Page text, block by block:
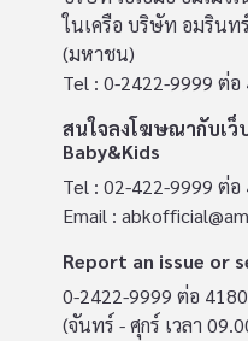
ในเครือ บริษัท อมรินท
(มหาชน)
Tel : 0-2422-9999 ต่อ
สนใจลงโฆษณากับเว็
Baby&Kids
Tel : 02-422-9999 ต่อ
Email :
Report an issue or
0-2422-9999 ต่อ 4180
(จันทร์ - ศุกร์ เวลา